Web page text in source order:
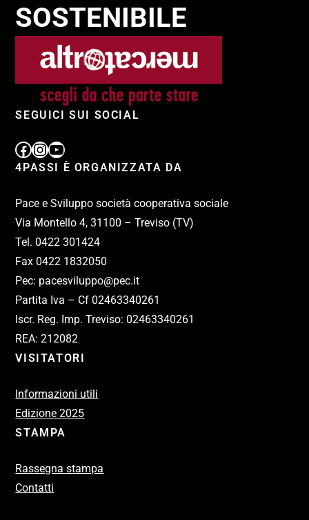
SOSTENIBILE
SEGUICI SUI SOCIAL
4PASSI È ORGANIZZATA DA
Pace e Sviluppo società cooperativa sociale
Via Montello 4, 31100 – Treviso (TV)
Tel. 0422 301424
Fax 0422 1832050
Pec: pacesviluppo@pec.it
Partita Iva – Cf 02463340261
Iscr. Reg. Imp. Treviso: 02463340261
REA: 212082
VISITATORI
Informazioni utili
Edizione 2025
STAMPA
Rassegna stampa
Contatti